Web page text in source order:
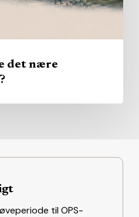
det nære
til OPS-